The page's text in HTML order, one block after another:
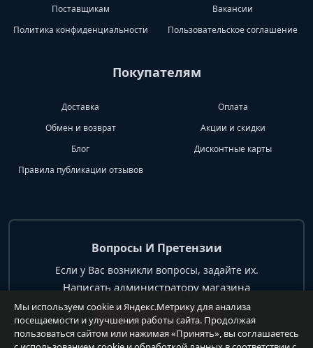
Поставщикам
Вакансии
Политика конфиденциальности
Пользовательское соглашение
Покупателям
Доставка
Оплата
Обмен и возврат
Акции и скидки
Блог
Дисконтные карты
Правила публикации отзывов
Вопросы И Претензии
Если у Вас возникли вопросы, задайте их.
Написать администратору магазина
+7 904 62 99 428
Мы используем cookie и Яндекс.Метрику для анализа
посещаемости и улучшения работы сайта. Продолжая
пользоваться сайтом или нажимая «Принять», вы соглашаетесь